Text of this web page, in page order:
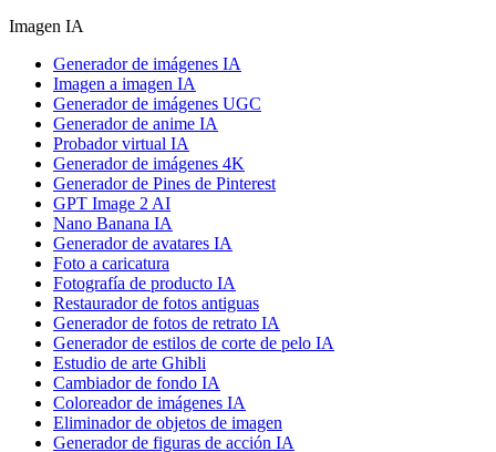
Imagen IA
Generador de imágenes IA
Imagen a imagen IA
Generador de imágenes UGC
Generador de anime IA
Probador virtual IA
Generador de imágenes 4K
Generador de Pines de Pinterest
GPT Image 2 AI
Nano Banana IA
Generador de avatares IA
Foto a caricatura
Fotografía de producto IA
Restaurador de fotos antiguas
Generador de fotos de retrato IA
Generador de estilos de corte de pelo IA
Estudio de arte Ghibli
Cambiador de fondo IA
Coloreador de imágenes IA
Eliminador de objetos de imagen
Generador de figuras de acción IA